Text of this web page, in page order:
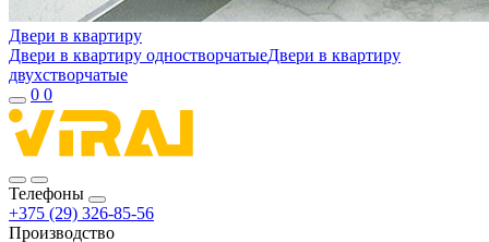
Двери в квартиру
Двери в квартиру одностворчатыеДвери в квартиру
двухстворчатые
0 0
Телефоны
+375 (29) 326-85-56
Производство